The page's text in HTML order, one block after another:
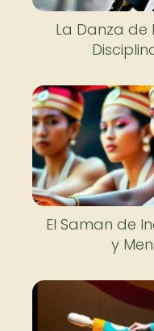
La Danza
El Saman de
y